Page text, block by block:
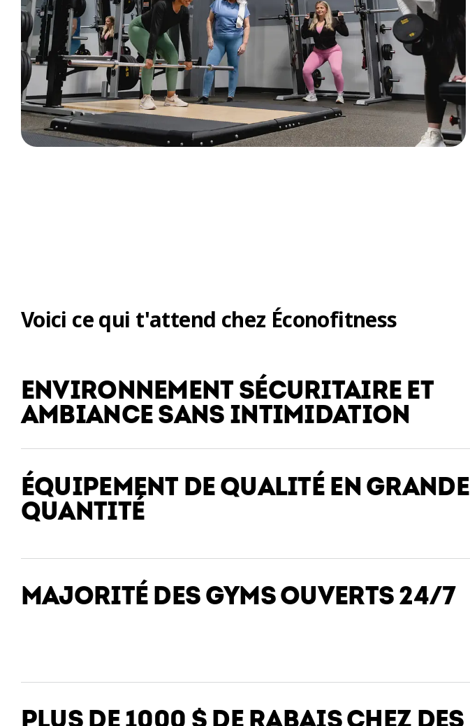
Voici ce qui t'attend chez Éconofitness
ENVIRONNEMENT SÉCURITAIRE ET
AMBIANCE SANS INTIMIDATION
ÉQUIPEMENT DE QUALITÉ EN GRANDE
QUANTITÉ
MAJORITÉ DES GYMS OUVERTS 24/7